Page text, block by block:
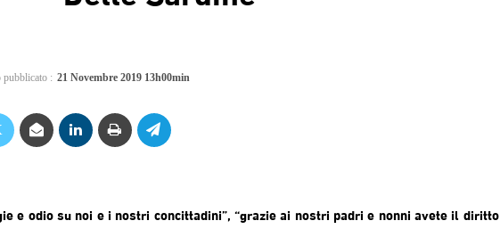
: 21 Novembre 2019 13h00min
e odio su noi e i nostri concittadini”, “grazie ai nostri padri e nonni avete il diritto